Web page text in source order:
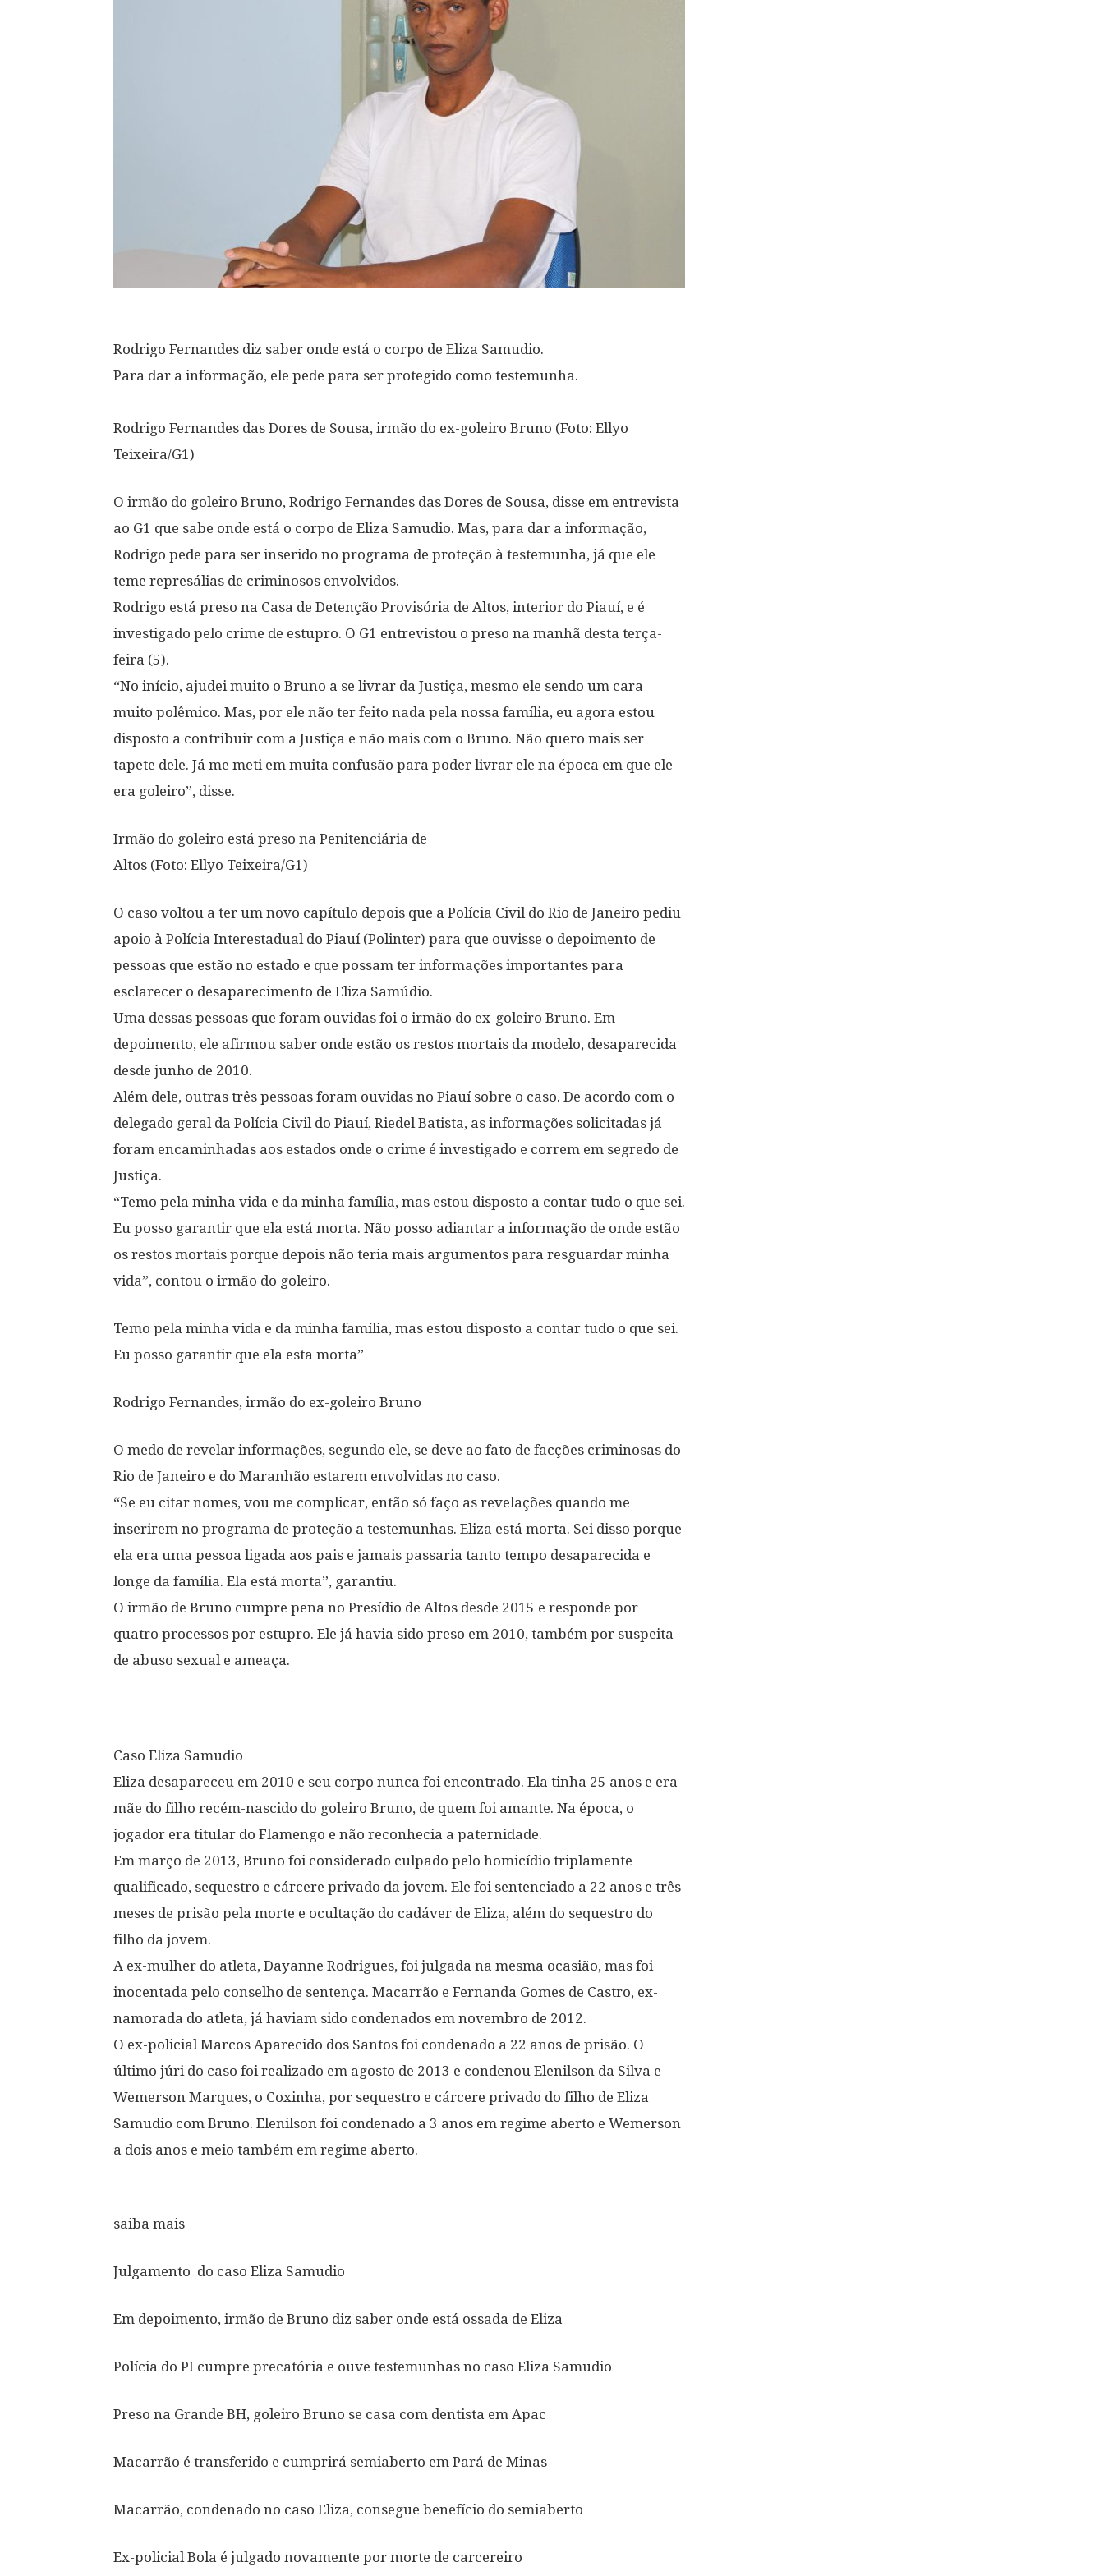
Rodrigo Fernandes diz saber onde está o corpo de Eliza Samudio.
Para dar a informação, ele pede para ser protegido como testemunha.
Rodrigo Fernandes das Dores de Sousa, irmão do ex-goleiro Bruno (Foto: Ellyo
Teixeira/G1)
O irmão do goleiro Bruno, Rodrigo Fernandes das Dores de Sousa, disse em entrevista
ao G1 que sabe onde está o corpo de Eliza Samudio. Mas, para dar a informação,
Rodrigo pede para ser inserido no programa de proteção à testemunha, já que ele
teme represálias de criminosos envolvidos.
Rodrigo está preso na Casa de Detenção Provisória de Altos, interior do Piauí, e é
investigado pelo crime de estupro. O G1 entrevistou o preso na manhã desta terça-
feira (5).
“No início, ajudei muito o Bruno a se livrar da Justiça, mesmo ele sendo um cara
muito polêmico. Mas, por ele não ter feito nada pela nossa família, eu agora estou
disposto a contribuir com a Justiça e não mais com o Bruno. Não quero mais ser
tapete dele. Já me meti em muita confusão para poder livrar ele na época em que ele
era goleiro”, disse.
Irmão do goleiro está preso na Penitenciária de
Altos (Foto: Ellyo Teixeira/G1)
O caso voltou a ter um novo capítulo depois que a Polícia Civil do Rio de Janeiro pediu
apoio à Polícia Interestadual do Piauí (Polinter) para que ouvisse o depoimento de
pessoas que estão no estado e que possam ter informações importantes para
esclarecer o desaparecimento de Eliza Samúdio.
Uma dessas pessoas que foram ouvidas foi o irmão do ex-goleiro Bruno. Em
depoimento, ele afirmou saber onde estão os restos mortais da modelo, desaparecida
desde junho de 2010.
Além dele, outras três pessoas foram ouvidas no Piauí sobre o caso. De acordo com o
delegado geral da Polícia Civil do Piauí, Riedel Batista, as informações solicitadas já
foram encaminhadas aos estados onde o crime é investigado e correm em segredo de
Justiça.
“Temo pela minha vida e da minha família, mas estou disposto a contar tudo o que sei.
Eu posso garantir que ela está morta. Não posso adiantar a informação de onde estão
os restos mortais porque depois não teria mais argumentos para resguardar minha
vida”, contou o irmão do goleiro.
Temo pela minha vida e da minha família, mas estou disposto a contar tudo o que sei.
Eu posso garantir que ela esta morta”
Rodrigo Fernandes, irmão do ex-goleiro Bruno
O medo de revelar informações, segundo ele, se deve ao fato de facções criminosas do
Rio de Janeiro e do Maranhão estarem envolvidas no caso.
“Se eu citar nomes, vou me complicar, então só faço as revelações quando me
inserirem no programa de proteção a testemunhas. Eliza está morta. Sei disso porque
ela era uma pessoa ligada aos pais e jamais passaria tanto tempo desaparecida e
longe da família. Ela está morta”, garantiu.
O irmão de Bruno cumpre pena no Presídio de Altos desde 2015 e responde por
quatro processos por estupro. Ele já havia sido preso em 2010, também por suspeita
de abuso sexual e ameaça.
Caso Eliza Samudio
Eliza desapareceu em 2010 e seu corpo nunca foi encontrado. Ela tinha 25 anos e era
mãe do filho recém-nascido do goleiro Bruno, de quem foi amante. Na época, o
jogador era titular do Flamengo e não reconhecia a paternidade.
Em março de 2013, Bruno foi considerado culpado pelo homicídio triplamente
qualificado, sequestro e cárcere privado da jovem. Ele foi sentenciado a 22 anos e três
meses de prisão pela morte e ocultação do cadáver de Eliza, além do sequestro do
filho da jovem.
A ex-mulher do atleta, Dayanne Rodrigues, foi julgada na mesma ocasião, mas foi
inocentada pelo conselho de sentença. Macarrão e Fernanda Gomes de Castro, ex-
namorada do atleta, já haviam sido condenados em novembro de 2012.
O ex-policial Marcos Aparecido dos Santos foi condenado a 22 anos de prisão. O
último júri do caso foi realizado em agosto de 2013 e condenou Elenilson da Silva e
Wemerson Marques, o Coxinha, por sequestro e cárcere privado do filho de Eliza
Samudio com Bruno. Elenilson foi condenado a 3 anos em regime aberto e Wemerson
a dois anos e meio também em regime aberto.
saiba mais
Julgamento do caso Eliza Samudio
Em depoimento, irmão de Bruno diz saber onde está ossada de Eliza
Polícia do PI cumpre precatória e ouve testemunhas no caso Eliza Samudio
Preso na Grande BH, goleiro Bruno se casa com dentista em Apac
Macarrão é transferido e cumprirá semiaberto em Pará de Minas
Macarrão, condenado no caso Eliza, consegue benefício do semiaberto
Ex-policial Bola é julgado novamente por morte de carcereiro